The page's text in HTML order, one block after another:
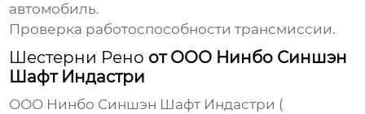
автомобиль.
Проверка работоспособности трансмиссии.
Шестерни Рено от ООО Нинбо Синшэн
Шафт Индастри
ООО Нинбо Синшэн Шафт Индастри (